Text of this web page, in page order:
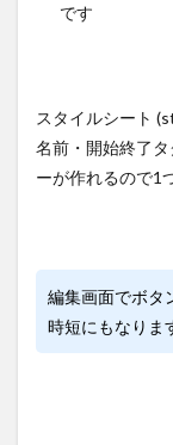
です
スタイルシート
名前・開始終了
ーが作れるので1
編集画面でボタ
時短にもなり